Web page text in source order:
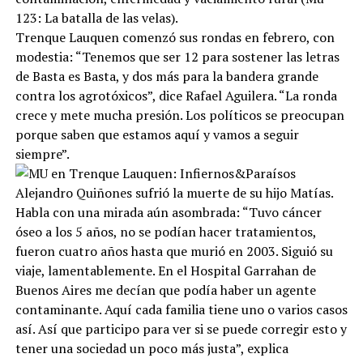
123: La batalla de las velas).
Trenque Lauquen comenzó sus rondas en febrero, con
modestia: “Tenemos que ser 12 para sostener las letras
de Basta es Basta, y dos más para la bandera grande
contra los agrotóxicos”, dice Rafael Aguilera. “La ronda
crece y mete mucha presión. Los políticos se preocupan
porque saben que estamos aquí y vamos a seguir
siempre”.
Alejandro Quiñones sufrió la muerte de su hijo Matías.
Habla con una mirada aún asombrada: “Tuvo cáncer
óseo a los 5 años, no se podían hacer tratamientos,
fueron cuatro años hasta que murió en 2003. Siguió su
viaje, lamentablemente. En el Hospital Garrahan de
Buenos Aires me decían que podía haber un agente
contaminante. Aquí cada familia tiene uno o varios casos
así. Así que participo para ver si se puede corregir esto y
tener una sociedad un poco más justa”, explica